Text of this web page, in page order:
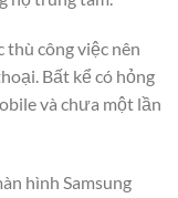
thù công việc nên
Bất kể có hỏng
và chưa một lần
hình Samsung